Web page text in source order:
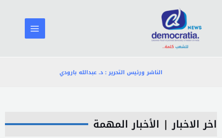
المحتوى
الناشر ورئيس التحرير : د. عبدالله بارودي
اخر الاخبار| الأخبار المهمة